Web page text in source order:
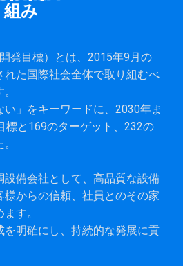
組み
発目標）とは、2015年9月の
れた国際社会全体で取り組むべ
」をキーワードに、2030年ま
標と169のターゲット、232の
備会社として、高品質な設備
様からの信頼、社員とのその家
す。
明確にし、持続的な発展に貢